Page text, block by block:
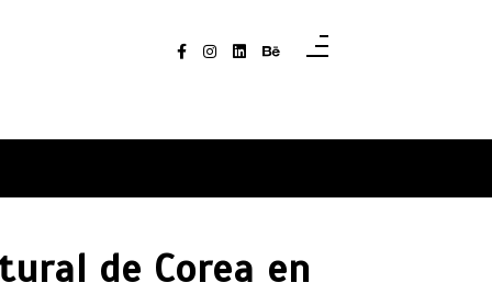
de Corea en